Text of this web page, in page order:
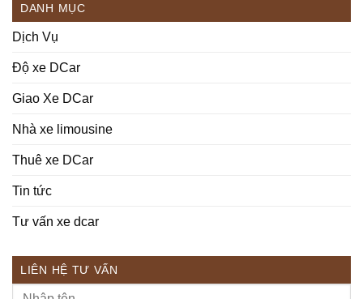
DANH MỤC
Dịch Vụ
Độ xe DCar
Giao Xe DCar
Nhà xe limousine
Thuê xe DCar
Tin tức
Tư vấn xe dcar
LIÊN HỆ TƯ VẤN